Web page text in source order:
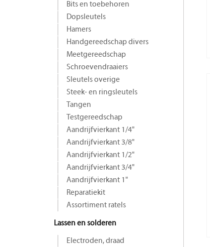
Bits en toebehoren
Dopsleutels
Hamers
Handgereedschap divers
Meetgereedschap
Schroevendraaiers
Sleutels overige
Steek- en ringsleutels
Tangen
Testgereedschap
Aandrijfvierkant 1/4"
Aandrijfvierkant 3/8"
Aandrijfvierkant 1/2"
Aandrijfvierkant 3/4"
Aandrijfvierkant 1"
Reparatiekit
Assortiment ratels
Lassen en solderen
Electroden, draad